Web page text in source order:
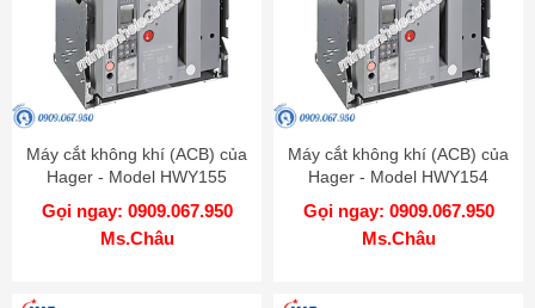
Máy cắt không khí (ACB) của
Hager - Model HWY155
Gọi ngay: 0909.067.950
Ms.Châu
Máy cắt không khí (ACB) của
Hager - Model HWY154
Gọi ngay: 0909.067.950
Ms.Châu